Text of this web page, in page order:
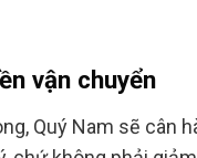
vận chuyển
Quý Nam sẽ